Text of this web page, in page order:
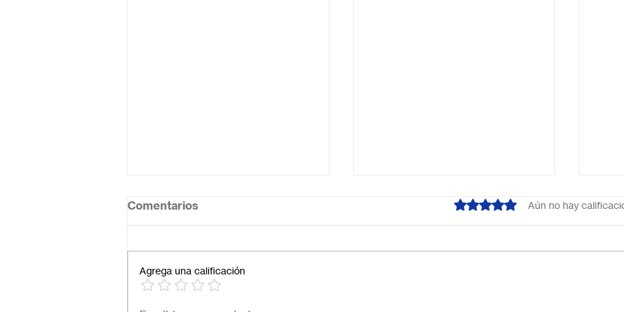
Comentarios Obtuvo 0 de 5 estrellas.
Aún no hay
Agrega una calificación